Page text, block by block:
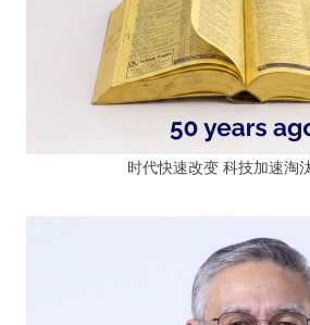
时代快速改变 科技加速淘